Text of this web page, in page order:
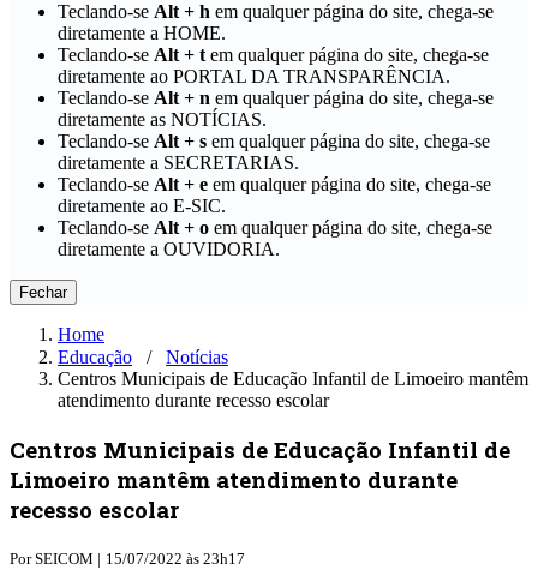
Teclando-se Alt + h em qualquer página do site, chega-se
diretamente a HOME.
Teclando-se Alt + t em qualquer página do site, chega-se
diretamente ao PORTAL DA TRANSPARÊNCIA.
Teclando-se Alt + n em qualquer página do site, chega-se
diretamente as NOTÍCIAS.
Teclando-se Alt + s em qualquer página do site, chega-se
diretamente a SECRETARIAS.
Teclando-se Alt + e em qualquer página do site, chega-se
diretamente ao E-SIC.
Teclando-se Alt + o em qualquer página do site, chega-se
diretamente a OUVIDORIA.
Fechar
Home
Educação ⠀/⠀ Notícias
Centros Municipais de Educação Infantil de Limoeiro mantêm
atendimento durante recesso escolar
Centros Municipais de Educação Infantil de
Limoeiro mantêm atendimento durante
recesso escolar
PorSEICOM | 15/07/2022 às 23h17